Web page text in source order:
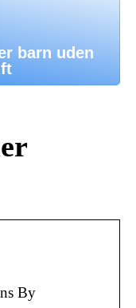
barn uden
By